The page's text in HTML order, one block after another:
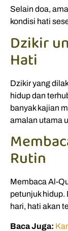
Selain doa,
kondisi hati
Dzikir
Hati
Dzikir yang
hidup dan
banyak kajian
amalan utama
Rutin
Membaca Al-
petunjuk
hari, hati akan
Baca Juga: